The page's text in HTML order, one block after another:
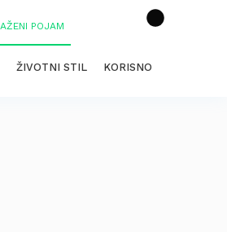
ŽIVOTNI STIL KORISNO